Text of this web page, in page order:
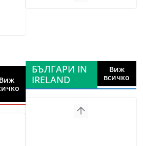
Виж
БЪЛГАРИ IN
IRELAND
Виж
всичко